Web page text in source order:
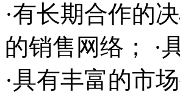
·有长期合作的
的销售网络； ·
·具有丰富的市